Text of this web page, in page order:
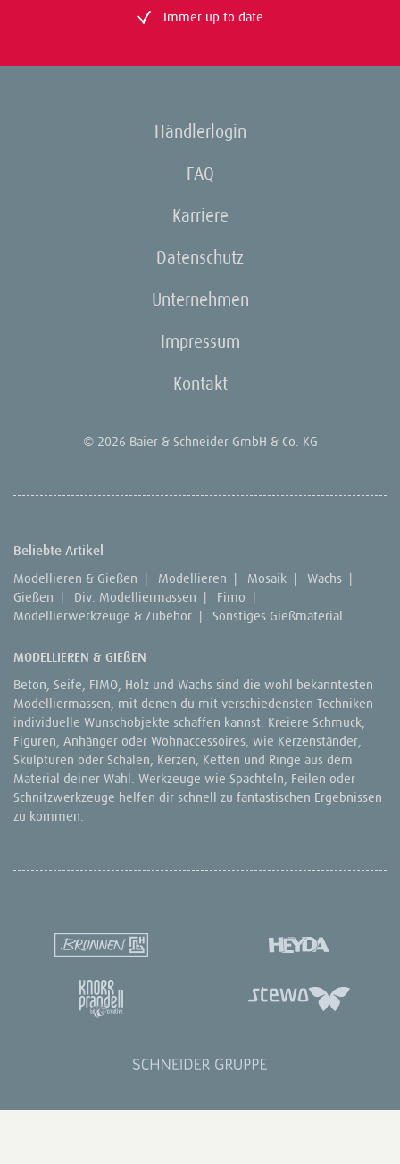
Immer up to date
Händlerlogin
FAQ
Karriere
Datenschutz
Unternehmen
Impressum
Kontakt
© 2026 Baier & Schneider GmbH & Co. KG
Beliebte Artikel
Modellieren & Gießen | Modellieren | Mosaik | Wachs |
Gießen | Div. Modelliermassen | Fimo |
Modellierwerkzeuge & Zubehör | Sonstiges Gießmaterial
MODELLIEREN & GIEßEN
Beton, Seife, FIMO, Holz und Wachs sind die wohl bekanntesten
Modelliermassen, mit denen du mit verschiedensten Techniken
individuelle Wunschobjekte schaffen kannst. Kreiere Schmuck,
Figuren, Anhänger oder Wohnaccessoires, wie Kerzenständer,
Skulpturen oder Schalen, Kerzen, Ketten und Ringe aus dem
Material deiner Wahl. Werkzeuge wie Spachteln, Feilen oder
Schnitzwerkzeuge helfen dir schnell zu fantastischen Ergebnissen
zu kommen.